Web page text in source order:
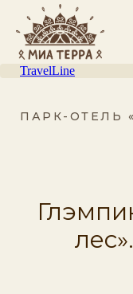
TravelLine
ПАРК-ОТЕЛЬ